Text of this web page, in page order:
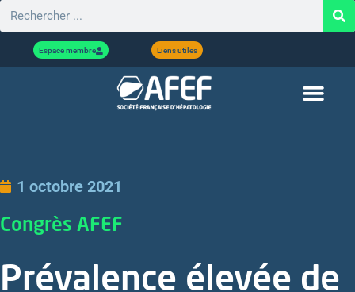
Espace membre Liens utiles
1 octobre 2021
Congrès AFEF
Prévalence élevée de